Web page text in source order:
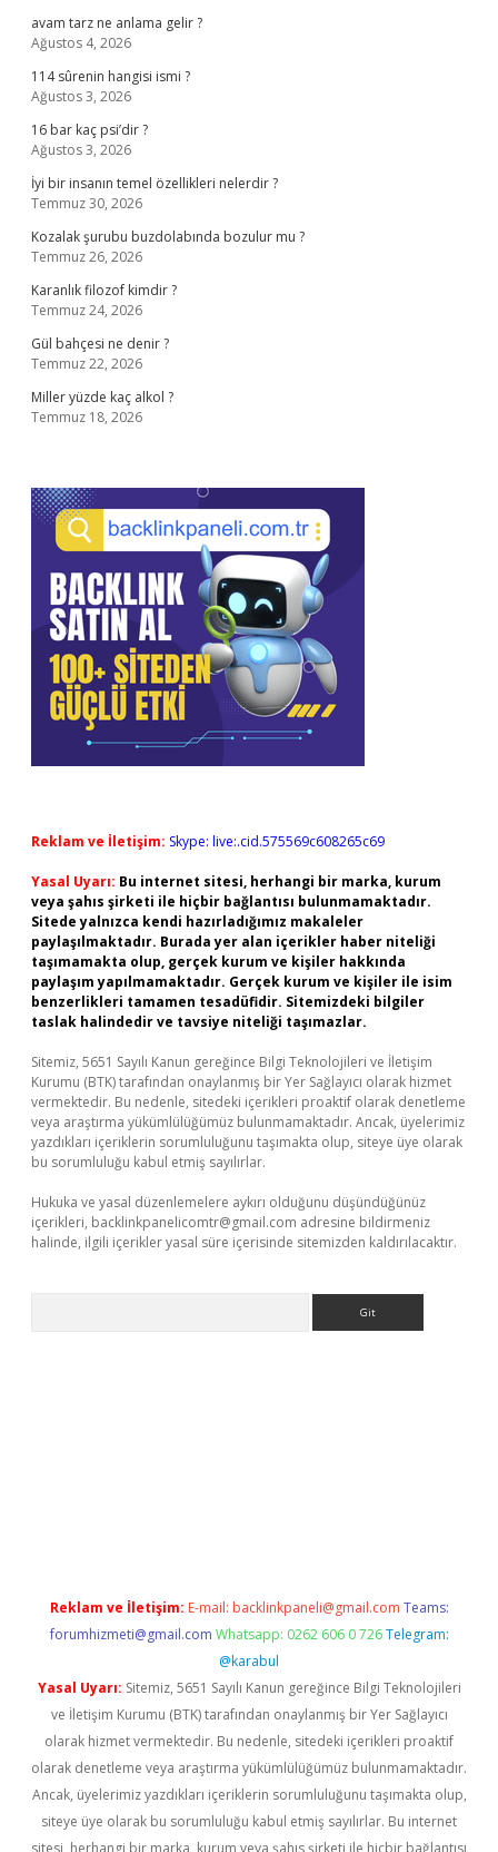
avam tarz ne anlama gelir ?
Ağustos 4, 2026
114 sûrenin hangisi ismi ?
Ağustos 3, 2026
16 bar kaç psi’dir ?
Ağustos 3, 2026
İyi bir insanın temel özellikleri nelerdir ?
Temmuz 30, 2026
Kozalak şurubu buzdolabında bozulur mu ?
Temmuz 26, 2026
Karanlık filozof kimdir ?
Temmuz 24, 2026
Gül bahçesi ne denir ?
Temmuz 22, 2026
Miller yüzde kaç alkol ?
Temmuz 18, 2026
Reklam ve İletişim: Skype: live:.cid.575569c608265c69
Yasal Uyarı: Bu internet sitesi, herhangi bir marka, kurum
veya şahıs şirketi ile hiçbir bağlantısı bulunmamaktadır.
Sitede yalnızca kendi hazırladığımız makaleler
paylaşılmaktadır. Burada yer alan içerikler haber niteliği
taşımamakta olup, gerçek kurum ve kişiler hakkında
paylaşım yapılmamaktadır. Gerçek kurum ve kişiler ile isim
benzerlikleri tamamen tesadüfidir. Sitemizdeki bilgiler
taslak halindedir ve tavsiye niteliği taşımazlar.
Sitemiz, 5651 Sayılı Kanun gereğince Bilgi Teknolojileri ve İletişim
Kurumu (BTK) tarafından onaylanmış bir Yer Sağlayıcı olarak hizmet
vermektedir. Bu nedenle, sitedeki içerikleri proaktif olarak denetleme
veya araştırma yükümlülüğümüz bulunmamaktadır. Ancak, üyelerimiz
yazdıkları içeriklerin sorumluluğunu taşımakta olup, siteye üye olarak
bu sorumluluğu kabul etmiş sayılırlar.
Hukuka ve yasal düzenlemelere aykırı olduğunu düşündüğünüz
içerikleri, backlinkpanelicomtr@gmail.com adresine bildirmeniz
halinde, ilgili içerikler yasal süre içerisinde sitemizden kaldırılacaktır.
Reklam ve İletişim: E-mail: backlinkpaneli@gmail.com Teams:
forumhizmeti@gmail.com Whatsapp: 0262 606 0 726 Telegram:
@karabul
Yasal Uyarı: Sitemiz, 5651 Sayılı Kanun gereğince Bilgi Teknolojileri
ve İletişim Kurumu (BTK) tarafından onaylanmış bir Yer Sağlayıcı
olarak hizmet vermektedir. Bu nedenle, sitedeki içerikleri proaktif
olarak denetleme veya araştırma yükümlülüğümüz bulunmamaktadır.
Ancak, üyelerimiz yazdıkları içeriklerin sorumluluğunu taşımakta olup,
siteye üye olarak bu sorumluluğu kabul etmiş sayılırlar. Bu internet
sitesi, herhangi bir marka, kurum veya şahıs şirketi ile hiçbir bağlantısı